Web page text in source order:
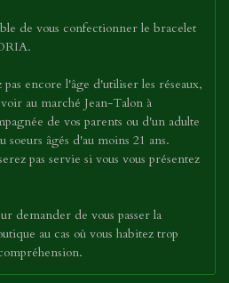
de vous confectionner le bracelet
encore l'âge d'utiliser les réseaux,
au marché Jean-Talon à
de vos parents ou d'un adulte
soeurs âgés d'au moins 21 ans.
pas servie si vous vous présentez
demander de vous passer la
au cas où vous habitez trop